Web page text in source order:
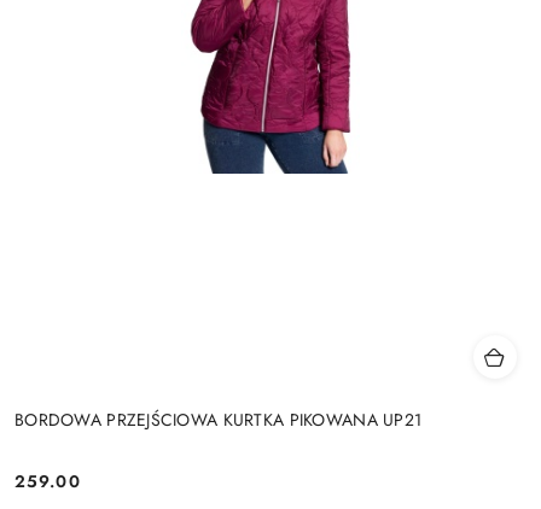
BORDOWA PRZEJŚCIOWA KURTKA PIKOWANA UP21
Cena:
259.00